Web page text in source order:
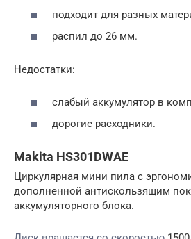
подходит для разных
распил до 26 мм.
Недостатки:
слабый аккумулятор в
дорогие расходники.
Makita HS301DWAE
Циркулярная мини пила с
дополненной антискользящим
аккумуляторного блока.